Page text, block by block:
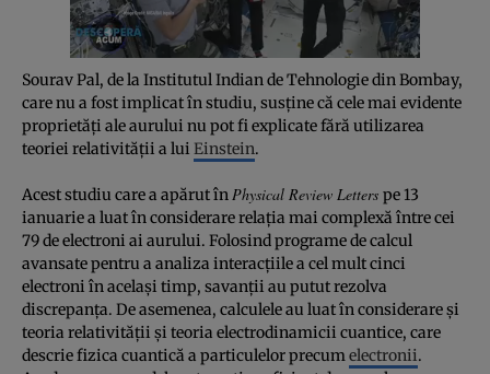
Sourav Pal, de la Institutul Indian de Tehnologie din Bombay,
care nu a fost implicat în studiu, susţine că cele mai evidente
proprietăţi ale aurului nu pot fi explicate fără utilizarea
teoriei relativităţii a lui Einstein.
Acest studiu care a apărut în Physical Review Letters pe 13
ianuarie a luat în considerare relaţia mai complexă între cei
79 de electroni ai aurului. Folosind programe de calcul
avansate pentru a analiza interacţiile a cel mult cinci
electroni în acelaşi timp, savanţii au putut rezolva
discrepanţa. De asemenea, calculele au luat în considerare şi
teoria relativităţii şi teoria electrodinamicii cuantice, care
descrie fizica cuantică a particulelor precumelectronii.